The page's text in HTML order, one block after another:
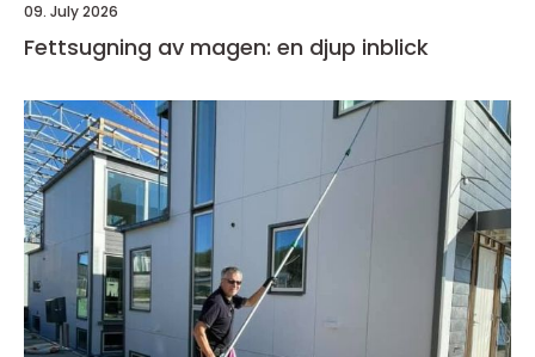
09. July 2026
Fettsugning av magen: en djup inblick